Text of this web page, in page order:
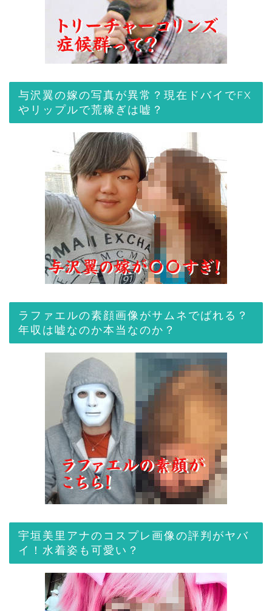
与沢翼の嫁の写真が異常？現在ドバイでFX
やリップルで荒稼ぎは嘘？
ラファエルの素顔画像がサムネでばれる？
年収は嘘なのか本当なのか？
宇垣美里アナのコスプレ画像の評判がヤバ
イ！水着姿も可愛い？